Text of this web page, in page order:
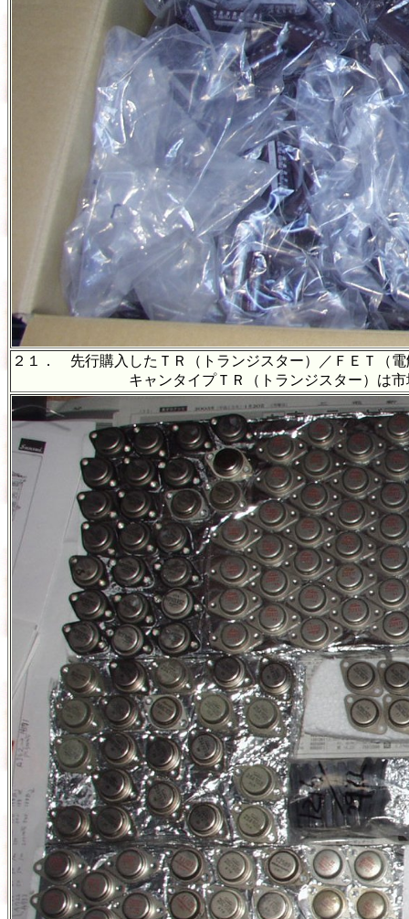
２１． 先行購入したＴＲ（トランジスター）／ＦＥＴ（
キャンタイプＴＲ（トランジスター）は市